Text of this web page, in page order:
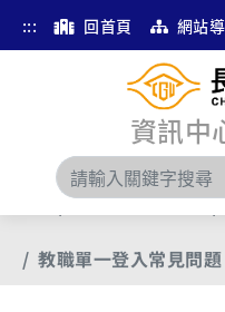
::: 回首頁 網站
資訊中
第二階以後文件
教職單一登入常見問題